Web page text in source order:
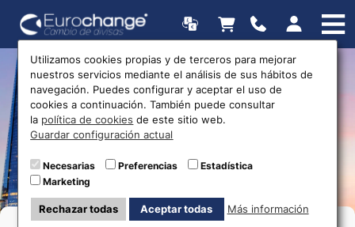
Oficinas de cambio de
divisas
Utilizamos cookies propias y de terceros para mejorar
nuestros servicios mediante el análisis de sus hábitos de
navegación. Puedes configurar y aceptar el uso de
cookies a continuación. También puede consultar
la política de cookies de este sitio web.
Guardar configuración actual
Necesarias Preferencias
Estadística
Marketing
Rechazar todas Aceptar todas Más información